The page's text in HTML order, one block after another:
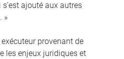
ajouté aux autres
»
exécuteur provenant de
les enjeux juridiques et